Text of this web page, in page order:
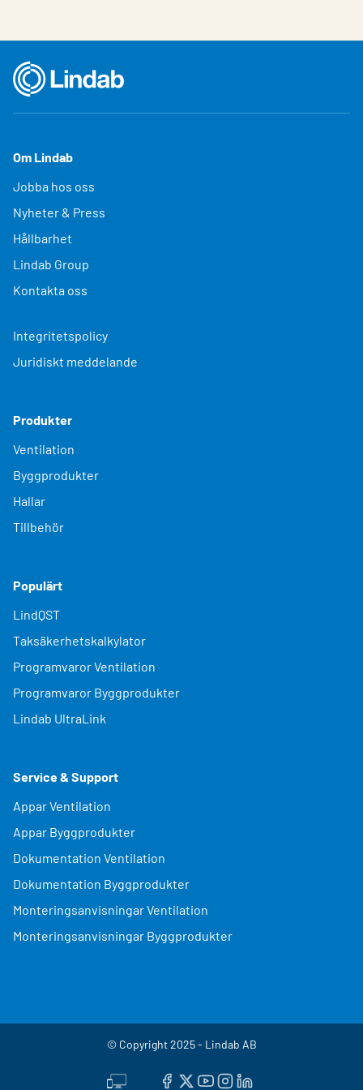
Om Lindab
Jobba hos oss
Nyheter & Press
Hållbarhet
Lindab Group
Kontakta oss
Integritetspolicy
Juridiskt meddelande
Produkter
Ventilation
Byggprodukter
Hallar
Tillbehör
Populärt
LindQST
Taksäkerhetskalkylator
Programvaror Ventilation
Programvaror Byggprodukter
Lindab UltraLink
Service & Support
Appar Ventilation
Appar Byggprodukter
Dokumentation Ventilation
Dokumentation Byggprodukter
Monteringsanvisningar Ventilation
Monteringsanvisningar Byggprodukter
© Copyright 2025 - Lindab AB